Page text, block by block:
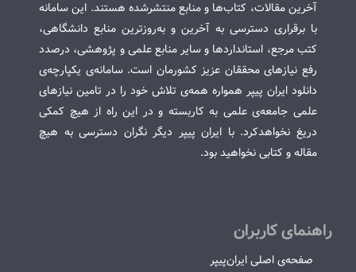
آخرین مقالات، کتاب‌ها و منابع منتشرشده هستند. این سامانه
با برقراری دسترسی به آخرین و به‌روزترین منابع دانشگاهی،
کتب مرجع، استانداردها و سایر منابع علمی و پژوهشی، درصدد
رفع نیازهای محققان عزیز کشورمان است. سامانه‌ی یکپارچه‌ی
دانلود ایران پیپر همواره همه‌ی تلاش خود را در تامین نیازهای
علمی جامعه‌ی علمی به کاربسته و در این راه از هیچ کمکی
دریغ نخواهدکرد. با ایران پیپر دیگر نگران دسترسی به هیچ
مقاله و کتابی نخواهید بود.
راهنمای کاربران
صفحه‌ی اصلی ایران‌پیپر